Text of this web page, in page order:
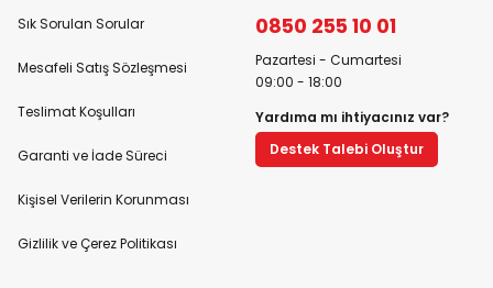
Sık Sorulan Sorular
Mesafeli Satış Sözleşmesi
Teslimat Koşulları
Garanti ve İade Süreci
Kişisel Verilerin Korunması
Gizlilik ve Çerez Politikası
0850 255 10 01
Pazartesi - Cumartesi
09:00 - 18:00
Yardıma mı ihtiyacınız var?
Destek Talebi Oluştur